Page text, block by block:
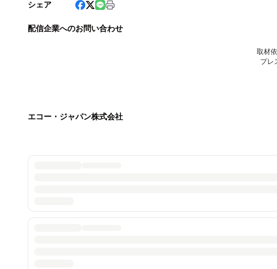
シェア
配信企業へのお問い合わせ
取材
プレ
エコー・ジャパン株式会社